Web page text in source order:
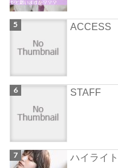
ACCESS
STAFF
ハイライ